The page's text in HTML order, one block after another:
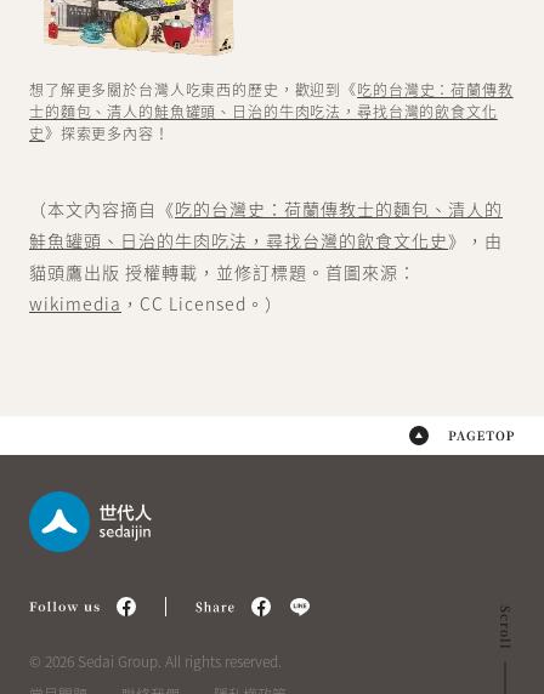
想了解更多關於台灣人吃東西的歷史，歡迎到《吃的台灣史：荷蘭傳教
士的麵包、清人的鮭魚罐頭、日治的牛肉吃法，尋找台灣的飲食文化
史》探索更多內容！
（本文內容摘自《吃的台灣史：荷蘭傳教士的麵包、清人的
鮭魚罐頭、日治的牛肉吃法，尋找台灣的飲食文化史》，由
貓頭鷹出版 授權轉載，並修訂標題。首圖來源：
wikimedia ，CC Licensed。）
© 2026 Sedai Group. All rights reserved.